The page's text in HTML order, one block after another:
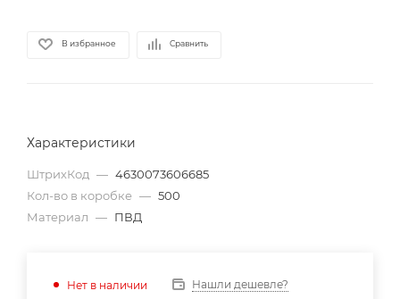
В избранное Сравнить
Характеристики
ШтрихКод — 4630073606685
Кол-во в коробке — 500
Материал — ПВД
Нет в наличии
Нашли дешевле?